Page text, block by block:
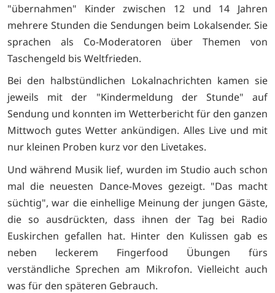
"übernahmen" Kinder zwischen 12 und 14 Jahren
mehrere Stunden die Sendungen beim Lokalsender. Sie
sprachen als Co-Moderatoren über Themen von
Taschengeld bis Weltfrieden.
Bei den halbstündlichen Lokalnachrichten kamen sie
jeweils mit der "Kindermeldung der Stunde" auf
Sendung und konnten im Wetterbericht für den ganzen
Mittwoch gutes Wetter ankündigen. Alles Live und mit
nur kleinen Proben kurz vor den Livetakes.
Und während Musik lief, wurden im Studio auch schon
mal die neuesten Dance-Moves gezeigt. "Das macht
süchtig", war die einhellige Meinung der jungen Gäste,
die so ausdrückten, dass ihnen der Tag bei Radio
Euskirchen gefallen hat. Hinter den Kulissen gab es
neben leckerem Fingerfood Übungen fürs
verständliche Sprechen am Mikrofon. Vielleicht auch
was für den späteren Gebrauch.